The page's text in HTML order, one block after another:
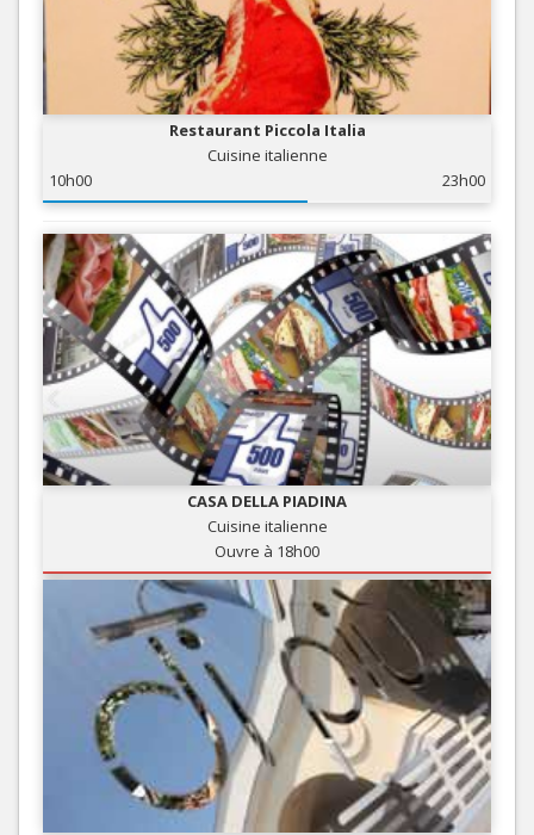
Restaurant Piccola Italia
Cuisine italienne
10h00
23h00
CASA DELLA PIADINA
Cuisine italienne
Ouvre à 18h00